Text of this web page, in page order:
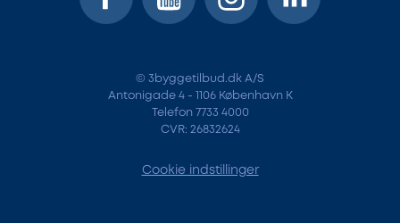
© 3byggetilbud.dk A/S
Antonigade 4 - 1106 København K
Telefon 7733 4000
CVR: 26832624
Cookie indstillinger